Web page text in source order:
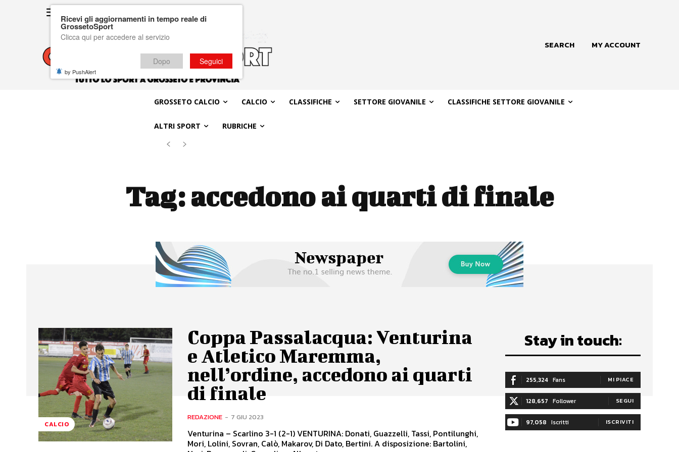
SEARCH MY ACCOUNT
GROSSETO CALCIO CALCIO CLASSIFICHE SETTORE GIOVANILE CLASSIFICHE SETTORE GIOVANILE
ALTRI SPORT RUBRICHE
Tag:accedono ai quarti di finale
CALCIO
Coppa Passalacqua: Venturina
e Atletico Maremma,
nell’ordine, accedono ai quarti
di finale
REDAZIONE - 7 GIU 2023
Venturina – Scarlino 3-1 (2-1) VENTURINA: Donati, Guazzelli, Tassi, Pontilunghi,
Mori, Lolini, Sovran, Calò, Makarov, Di Dato, Bertini. A disposizione: Bartolini,
Stay in touch:
255,324 Fans MI PIACE
128,657 Follower SEGUI
97,058 Iscritti ISCRIVITI
Ricevi gli aggiornamenti in tempo reale di
GrossetoSport
Clicca qui per accedere al servizio
Dopo Seguici
by PushAlert